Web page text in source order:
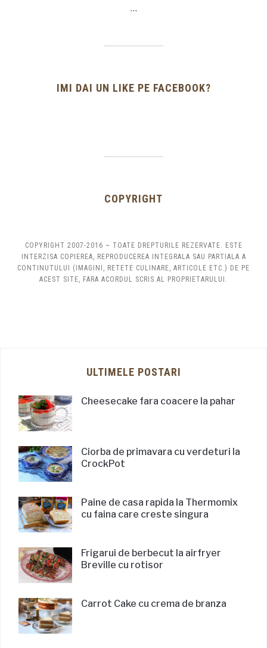
…
IMI DAI UN LIKE PE FACEBOOK?
COPYRIGHT
COPYRIGHT 2007-2016 ~ TOATE DREPTURILE REZERVATE. ESTE
INTERZISA COPIEREA, REPRODUCEREA INTEGRALA SAU PARTIALA A
CONTINUTULUI (IMAGINI, RETETE CULINARE, ARTICOLE ETC.) DE PE
ACEST SITE, FARA ACORDUL SCRIS AL PROPRIETARULUI.
ULTIMELE POSTARI
Cheesecake fara coacere la pahar
Ciorba de primavara cu verdeturi la
CrockPot
Paine de casa rapida la Thermomix
cu faina care creste singura
Frigarui de berbecut la airfryer
Breville cu rotisor
Carrot Cake cu crema de branza